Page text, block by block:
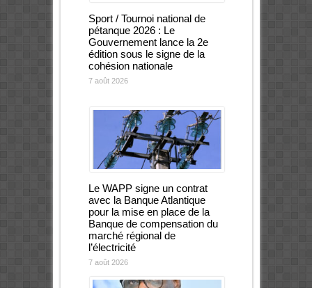
Sport / Tournoi national de
pétanque 2026 : Le
Gouvernement lance la 2e
édition sous le signe de la
cohésion nationale
7 août 2026
Le WAPP signe un contrat
avec la Banque Atlantique
pour la mise en place de la
Banque de compensation du
marché régional de
l’électricité
7 août 2026